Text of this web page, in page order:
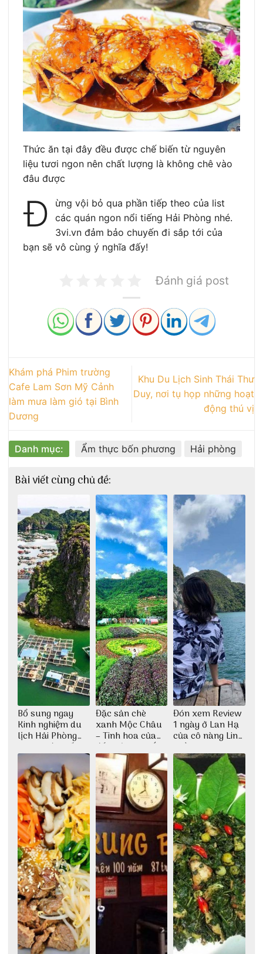
Thức ăn tại đây đều được chế biến từ nguyên
liệu tươi ngon nên chất lượng là không chê vào
đâu được
Đ
ừng vội bỏ qua phần tiếp theo của list
các quán ngon nổi tiếng Hải Phòng nhé.
3vi.vn đảm bảo chuyến đi sắp tới của
bạn sẽ vô cùng ý nghĩa đấy!
Đánh giá post
Khám phá Phim trường
Cafe Lam Sơn Mỹ Cảnh
làm mưa làm gió tại Bình
Dương
Khu Du Lịch Sinh Thái Thư
Duy, nơi tụ họp những hoạt
động thú vị
Danh mục: Ẩm thực bốn phương Hải phòng
Bài viết cùng chủ đề:
Bổ sung ngay
Kinh nghiệm du
lịch Hải Phòng
2022 mới nhất
Đặc sản chè
xanh Mộc Châu
– Tinh hoa của
đất trời Tây Bắc
Đón xem Review
1 ngày ở Lan Hạ
của cô nàng Linh
Trần